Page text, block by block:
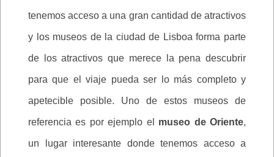
tenemos acceso a una gran cantidad de atractivos
y los museos de la ciudad de Lisboa forma parte
de los atractivos que merece la pena descubrir
para que el viaje pueda ser lo más completo y
apetecible posible. Uno de estos museos de
referencia es por ejemplo el museo de Oriente,
un lugar interesante donde tenemos acceso a